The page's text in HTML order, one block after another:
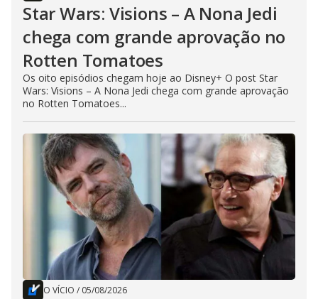
Star Wars: Visions – A Nona Jedi
chega com grande aprovação no
Rotten Tomatoes
Os oito episódios chegam hoje ao Disney+ O post Star
Wars: Visions – A Nona Jedi chega com grande aprovação
no Rotten Tomatoes...
O VÍCIO / 05/08/2026